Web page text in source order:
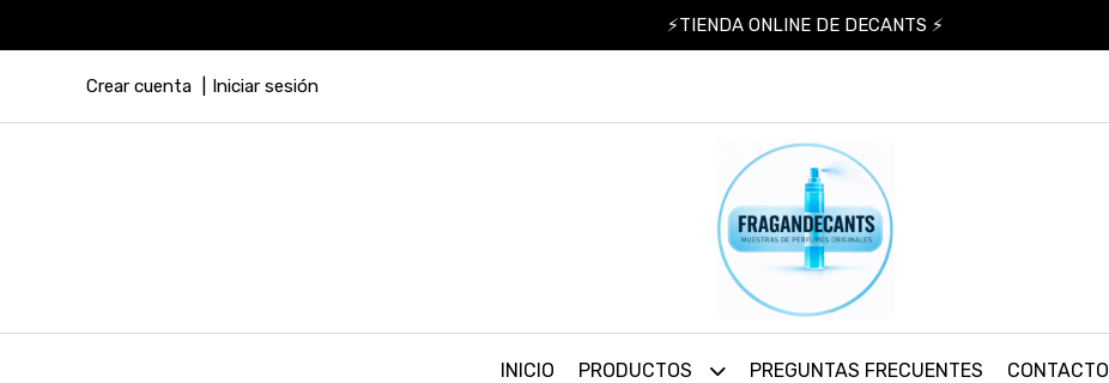
⚡TIENDA ONLINE DE DECANTS ⚡
Crear cuenta Iniciar sesión
INICIO PRODUCTOS PREGUNTAS FRECUENTES CONTACTO